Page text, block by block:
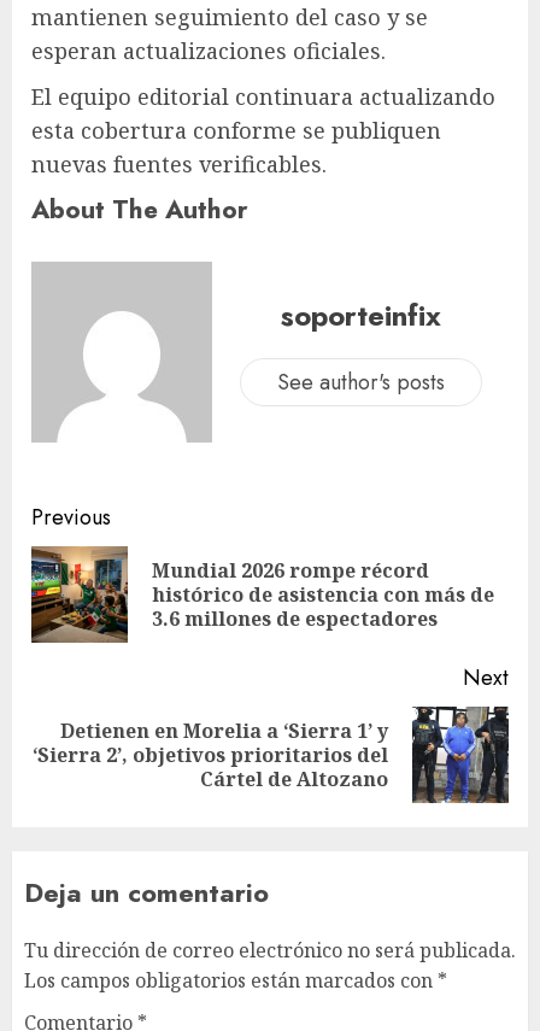
mantienen seguimiento del caso y se
esperan actualizaciones oficiales.
El equipo editorial continuara actualizando
esta cobertura conforme se publiquen
nuevas fuentes verificables.
About The Author
soporteinfix
See author's posts
Previous
Mundial 2026 rompe récord
histórico de asistencia con más de
3.6 millones de espectadores
Next
Detienen en Morelia a ‘Sierra 1’ y
‘Sierra 2’, objetivos prioritarios del
Cártel de Altozano
Deja un comentario
Tu dirección de correo electrónico no será publicada.
Los campos obligatorios están marcados con *
Comentario *